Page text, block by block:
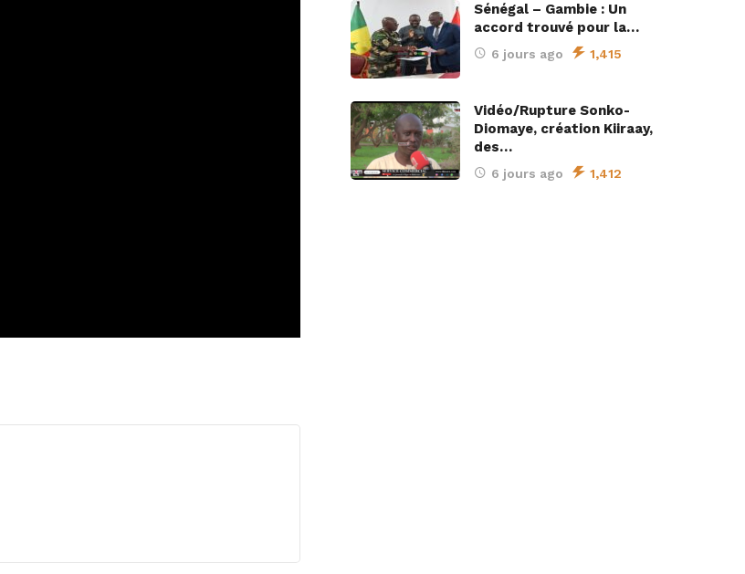
Sénégal – Gambie : Un
accord trouvé pour la…
6 jours ago 1,415
Vidéo/Rupture Sonko-
Diomaye, création Kiiraay,
des…
6 jours ago 1,412